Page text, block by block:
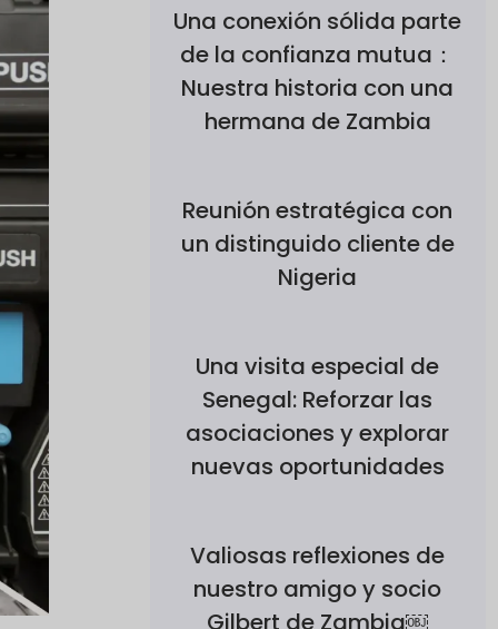
Una conexión sólida parte
de la confianza mutua：
Nuestra historia con una
hermana de Zambia
Reunión estratégica con
un distinguido cliente de
Nigeria
Una visita especial de
Senegal: Reforzar las
asociaciones y explorar
nuevas oportunidades
Valiosas reflexiones de
nuestro amigo y socio
Gilbert de Zambia￼